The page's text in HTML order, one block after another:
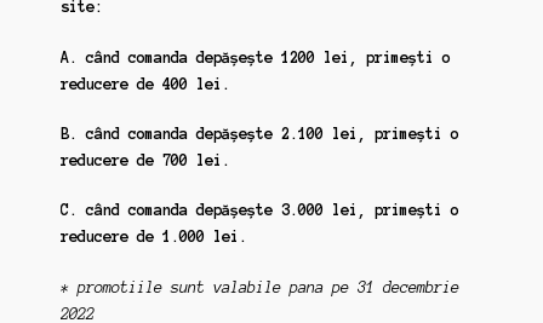
site:
A. când comanda depășește 1200 lei, primești o
reducere de 400 lei.
B. când comanda depășește 2.100 lei, primești o
reducere de 700 lei.
C. când comanda depășește 3.000 lei, primești o
reducere de 1.000 lei.
* promotiile sunt valabile pana pe 31 decembrie
2022